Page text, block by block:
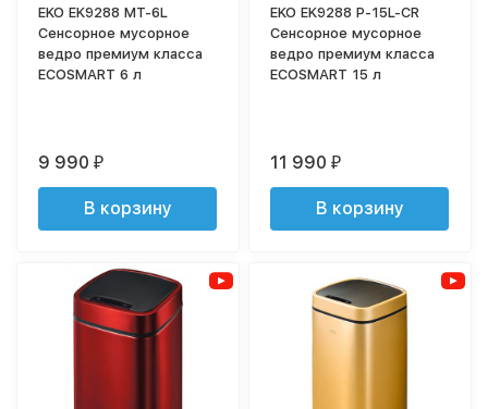
EKO EK9288 MT-6L
Сенсорное мусорное
ведро премиум класса
ECOSMART 6 л
9 990₽
В корзину
EKO EK9288 P-15L-CR
Сенсорное мусорное
ведро премиум класса
ECOSMART 15 л
11 990₽
В корзину